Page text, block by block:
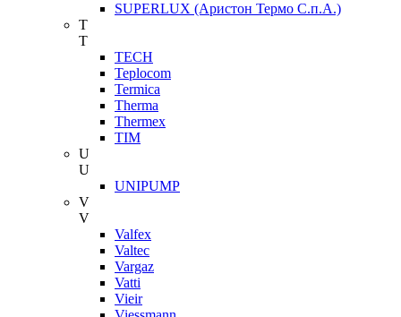
SUPERLUX (Аристон Термо С.п.А.)
T
T
TECH
Teplocom
Termica
Therma
Thermex
TIM
U
U
UNIPUMP
V
V
Valfex
Valtec
Vargaz
Vatti
Vieir